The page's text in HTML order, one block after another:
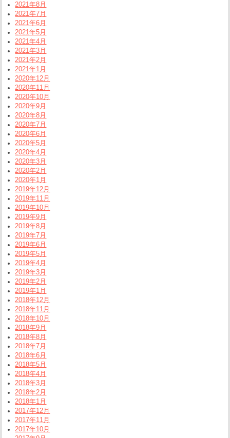
2021年8月
2021年7月
2021年6月
2021年5月
2021年4月
2021年3月
2021年2月
2021年1月
2020年12月
2020年11月
2020年10月
2020年9月
2020年8月
2020年7月
2020年6月
2020年5月
2020年4月
2020年3月
2020年2月
2020年1月
2019年12月
2019年11月
2019年10月
2019年9月
2019年8月
2019年7月
2019年6月
2019年5月
2019年4月
2019年3月
2019年2月
2019年1月
2018年12月
2018年11月
2018年10月
2018年9月
2018年8月
2018年7月
2018年6月
2018年5月
2018年4月
2018年3月
2018年2月
2018年1月
2017年12月
2017年11月
2017年10月